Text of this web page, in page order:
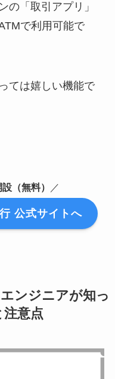
の「取引アプリ」
で利用可能で
ては嬉しい機能で
（無料） ／
公式サイトへ
ンジニアが知っ
意点